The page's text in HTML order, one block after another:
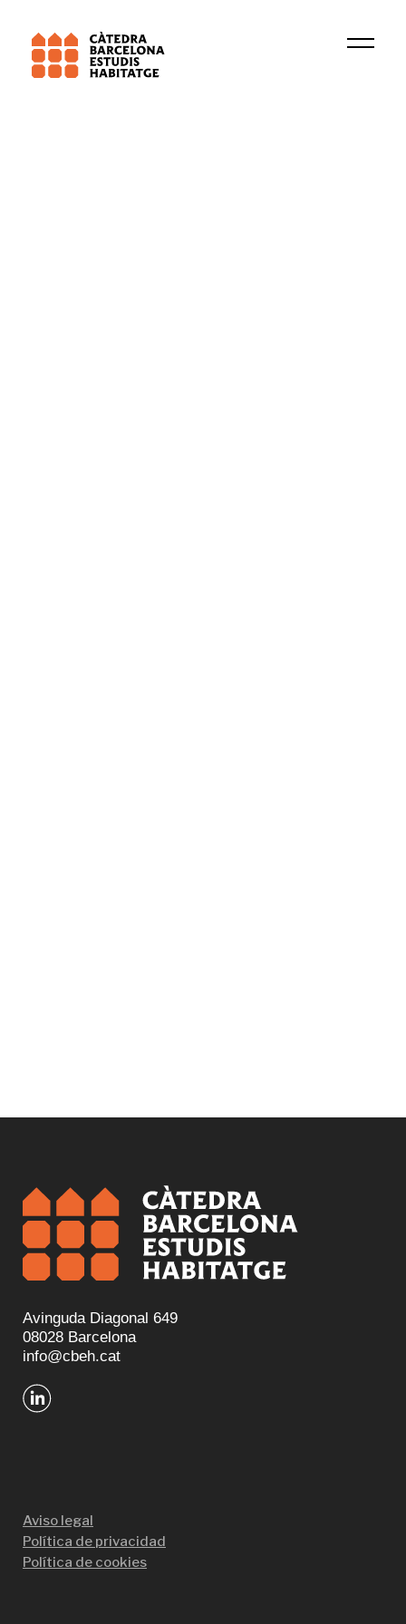
Avinguda Diagonal 649
08028 Barcelona
info@cbeh.cat
Aviso legal
Política de privacidad
Política de cookies